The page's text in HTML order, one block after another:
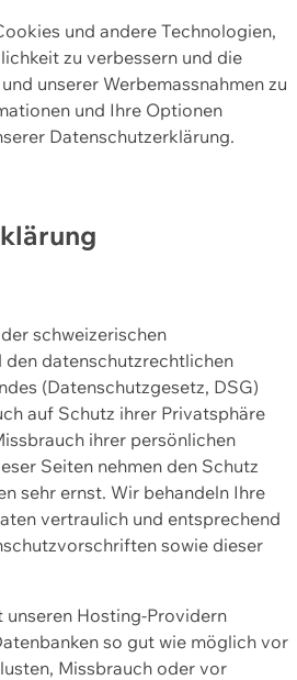
und andere Technologien,
zu verbessern und die
unserer Werbemassnahmen zu
und Ihre Optionen
Datenschutzerklärung.
schweizerischen
den datenschutzrechtlichen
(Datenschutzgesetz, DSG)
auf Schutz ihrer Privatsphäre
ihrer persönlichen
Seiten nehmen den Schutz
sehr ernst. Wir behandeln Ihre
vertraulich und entsprechend
sowie dieser
unseren Hosting-Providern
so gut wie möglich vor
Missbrauch oder vor